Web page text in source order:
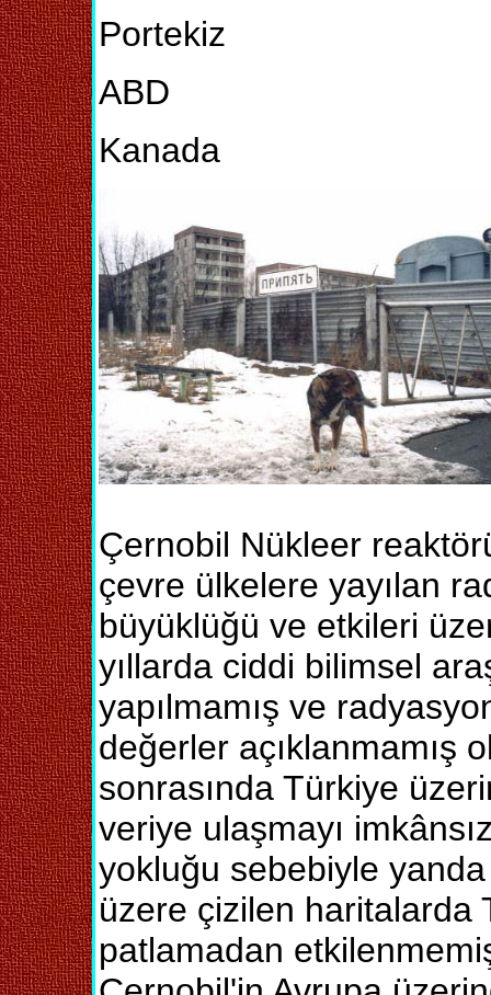
Portekiz
ABD
Kanada
Çernobil Nükleer
çevre ülkelere yayılan
büyüklüğü ve etkileri
yıllarda ciddi bilimsel
yapılmamış ve
değerler açıklanmamış
sonrasında Türkiye
veriye ulaşmayı
yokluğu sebebiyle
üzere çizilen haritalarda
patlamadan